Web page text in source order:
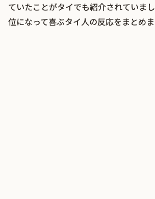
ていたことがタイでも紹介されていま
位になって喜ぶタイ人の反応をまとめま